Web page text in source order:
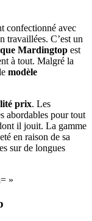
confectionné avec
travaillées. C’est un
Mardingtop est
à tout. Malgré la
modèle
prix. Les
abordables pour tout
il jouit. La gamme
en raison de sa
sur de longues
»